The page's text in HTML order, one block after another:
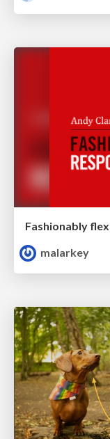
malarkey